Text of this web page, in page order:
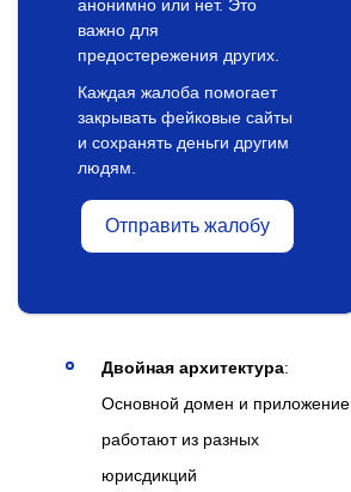
анонимно или нет. Это
важно для
предостережения других.
Каждая жалоба помогает
закрывать фейковые сайты
и сохранять деньги другим
людям.
Отправить жалобу
Двойная архитектура:
Основной домен и приложение
работают из разных
юрисдикций